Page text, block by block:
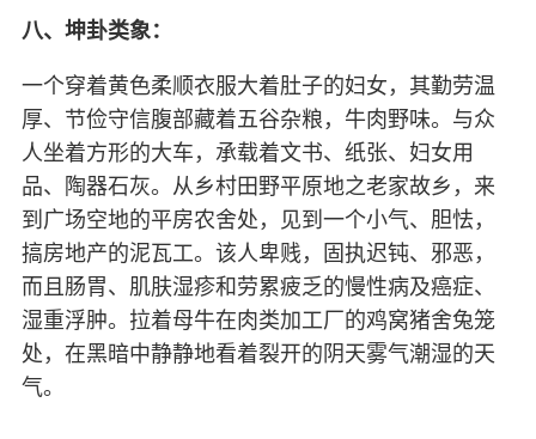
八、坤卦类象：
一个穿着黄色柔顺衣服大着肚子的妇女，其勤劳温
厚、节俭守信腹部藏着五谷杂粮，牛肉野味。与众
人坐着方形的大车，承载着文书、纸张、妇女用
品、陶器石灰。从乡村田野平原地之老家故乡，来
到广场空地的平房农舍处，见到一个小气、胆怯，
搞房地产的泥瓦工。该人卑贱，固执迟钝、邪恶，
而且肠胃、肌肤湿疹和劳累疲乏的慢性病及癌症、
湿重浮肿。拉着母牛在肉类加工厂的鸡窝猪舍兔笼
处，在黑暗中静静地看着裂开的阴天雾气潮湿的天
气。